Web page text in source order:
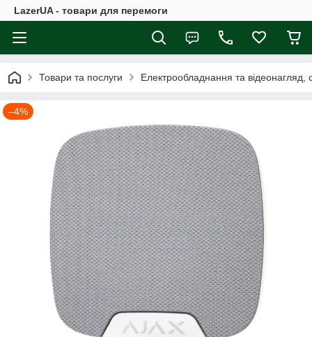
LazerUA - товари для перемоги
Товари та послуги Електрообладнання та відеонагляд,
–4%